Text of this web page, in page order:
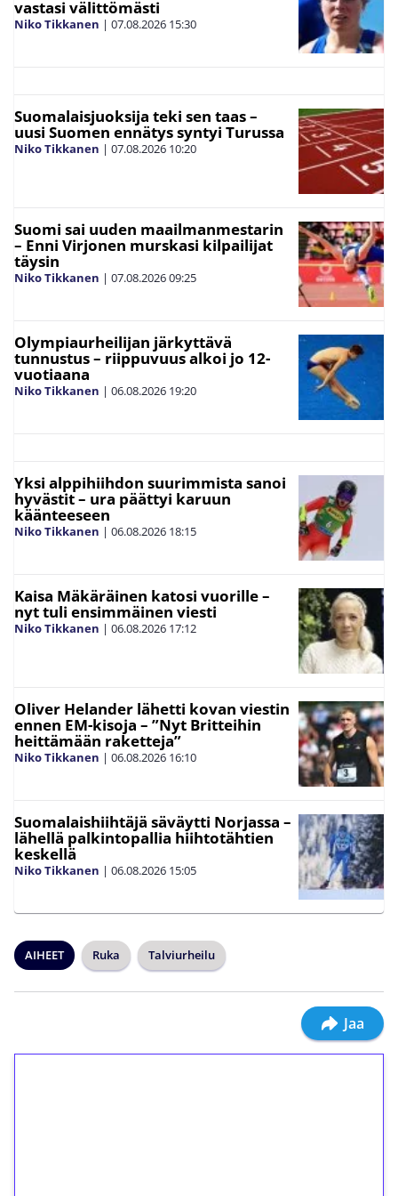
vastasi välittömästi
Niko Tikkanen | 07.08.2026 15:30
Suomalaisjuoksija teki sen taas –
uusi Suomen ennätys syntyi Turussa
Niko Tikkanen | 07.08.2026 10:20
Suomi sai uuden maailmanmestarin
– Enni Virjonen murskasi kilpailijat
täysin
Niko Tikkanen | 07.08.202609:25
Olympiaurheilijan järkyttävä
tunnustus – riippuvuus alkoi jo 12-
vuotiaana
Niko Tikkanen | 06.08.2026 19:20
Yksi alppihiihdon suurimmista sanoi
hyvästit – ura päättyi karuun
käänteeseen
Niko Tikkanen | 06.08.2026 18:15
Kaisa Mäkäräinen katosi vuorille –
nyt tuli ensimmäinen viesti
Niko Tikkanen | 06.08.2026 17:12
Oliver Helander lähetti kovan viestin
ennen EM-kisoja – ”Nyt Britteihin
heittämään raketteja”
Niko Tikkanen | 06.08.2026 16:10
Suomalaishiihtäjä säväytti Norjassa –
lähellä palkintopallia hiihtotähtien
keskellä
Niko Tikkanen | 06.08.2026 15:05
AIHEET Ruka Talviurheilu
Jaa